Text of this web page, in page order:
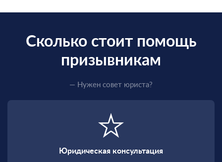
Сколько стоит помощь
призывникам
— Нужен совет юриста?
Юридическая консультация